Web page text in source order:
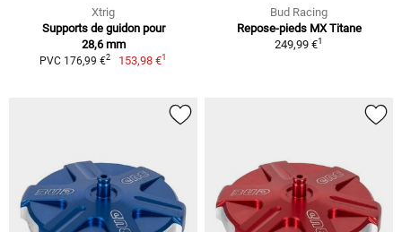
Xtrig
Supports de guidon pour
28,6 mm
PVC 176,99 €2 153,98 €1
Bud Racing
Repose-pieds MX Titane
249,99 €1